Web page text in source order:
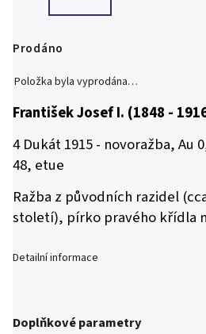
Prodáno
Položka byla vyprodána…
František Josef I. (1848 -
4 Dukát 1915 - novoražba, Au
48, etue
Ražba z původních razidel
století), pírko pravého křídla
Detailní informace
Doplňkové parametry